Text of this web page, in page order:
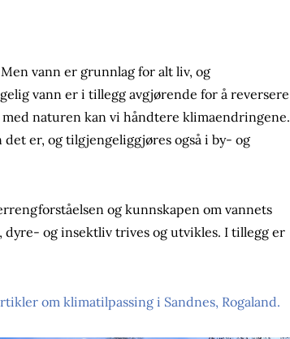
vann er grunnlag for alt liv, og
vann er i tillegg avgjørende for å reversere
naturen kan vi håndtere klimaendringene.
er, og tilgjengeliggjøres også i by- og
og kunnskapen om vannets
og insektliv trives og utvikles. I tillegg er
om klimatilpassing i Sandnes, Rogaland.